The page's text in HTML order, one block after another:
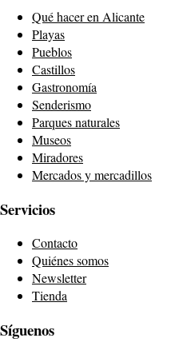
Qué hacer en Alicante
Playas
Pueblos
Castillos
Gastronomía
Senderismo
Parques naturales
Museos
Miradores
Mercados y mercadillos
Servicios
Contacto
Quiénes somos
Newsletter
Tienda
Síguenos